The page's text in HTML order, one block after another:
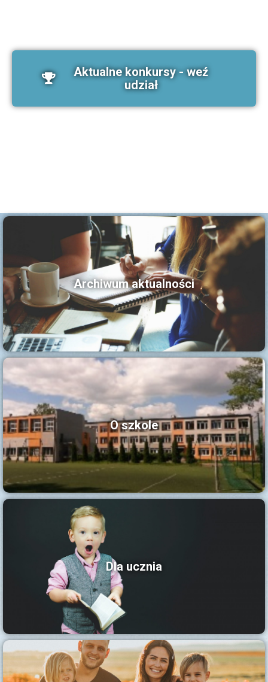
Aktualne konkursy - weź
udział
Archiwum aktualności
O szkole
Dla ucznia